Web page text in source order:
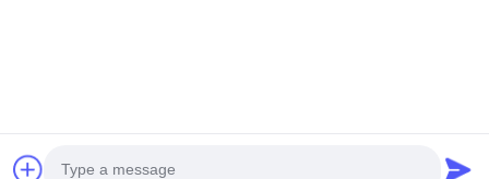
© 2026 Guangzhou Gaopin Plastic Products Co., Ltd.. All Rights Reserved.